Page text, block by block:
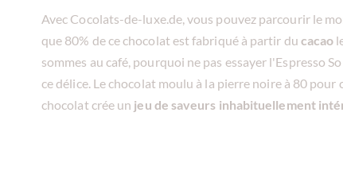
Avec Cocolats-de-luxe.de, vous pouvez parcourir le
que 80% de ce chocolat est fabriqué à partir du cacao
sommes au café, pourquoi ne pas essayer l'Espresso
ce délice. Le chocolat moulu à la pierre noire à 80
chocolat crée un jeu de saveurs inhabituellement